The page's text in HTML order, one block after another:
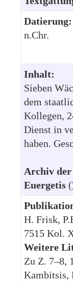
Datierung:
n.Chr.
Inhalt:
Sieben
dem
Kollegen,
Dienst in
haben.
Archiv der
Euergetis (
H. Frisk,
7515 Kol.
Weitere
Zu Z. 7–8,
Kambitsis,